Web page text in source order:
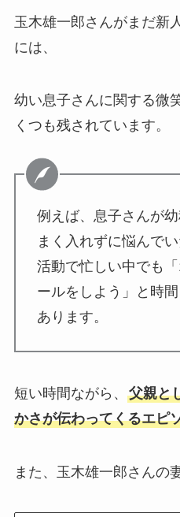
玉木雄一郎さんがまだ新
には、
幼い息子さんに関する微
くつも残されています。
例えば、息子さんが
まく入れずに悩んで
活動で忙しい中でも
ールをしよう」と時
あります。
短い時間ながら、 父親と
かさが伝わってくるエピ
また、玉木雄一郎さんの